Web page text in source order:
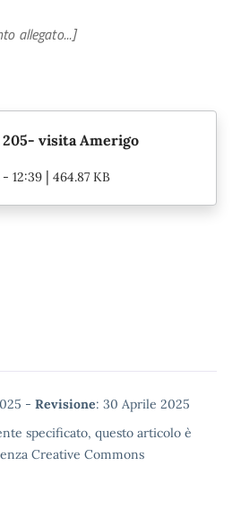
allegato...]
visita Amerigo
12:39 | 464.87 KB
- Revisione: 30 Aprile 2025
specificato, questo articolo è
Creative Commons